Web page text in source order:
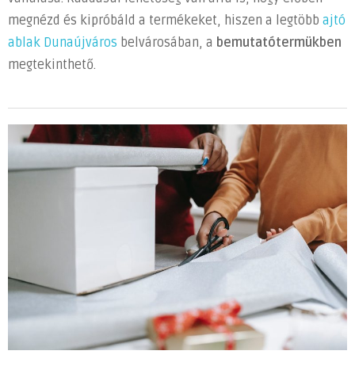
megnézd és kipróbáld a termékeket, hiszen a legtöbb ajtó
ablak Dunaújváros belvárosában, a bemutatótermükben
megtekinthető.